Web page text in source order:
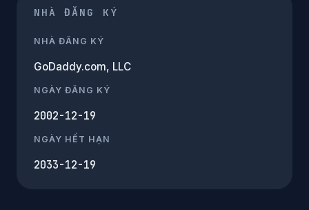
NHÀ ĐĂNG KÝ
NHÀ ĐĂNG KÝ
GoDaddy.com, LLC
NGÀY ĐĂNG KÝ
2002-12-19
NGÀY HẾT HẠN
2033-12-19